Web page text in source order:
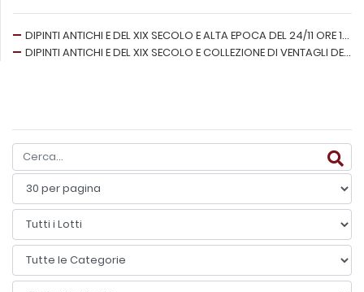
DIPINTI ANTICHI E DEL XIX SECOLO E ALTA EPOCA DEL 24/11 ORE 16:00
DIPINTI ANTICHI E DEL XIX SECOLO E COLLEZIONE DI VENTAGLI DEL 25/11 ORE 16:00